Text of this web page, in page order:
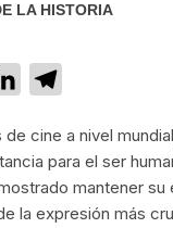
LA HISTORIA
LinkedIn
cine a nivel
para el ser
mantener su
la expresión más